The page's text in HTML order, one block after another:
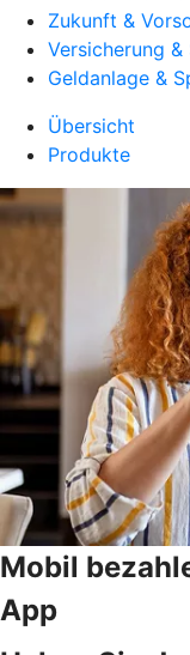
Zukunft &
Versicherung &
Geldanlage &
Übersicht
Produkte
Mobil
App